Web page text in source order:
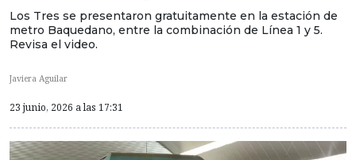
Los Tres se presentaron gratuitamente en la estación de
metro Baquedano, entre la combinación de Línea 1 y 5.
Revisa el video.
Javiera Aguilar
23 junio, 2026 a las 17:31